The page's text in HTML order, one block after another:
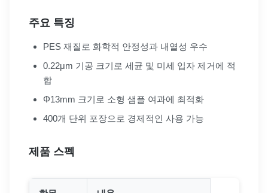
주요 특징
PES 재질로 화학적 안정성과 내열성 우수
0.22μm 기공 크기로 세균 및 미세 입자 제거에 적
합
Φ13mm 크기로 소형 샘플 여과에 최적화
400개 단위 포장으로 경제적인 사용 가능
제품 스펙